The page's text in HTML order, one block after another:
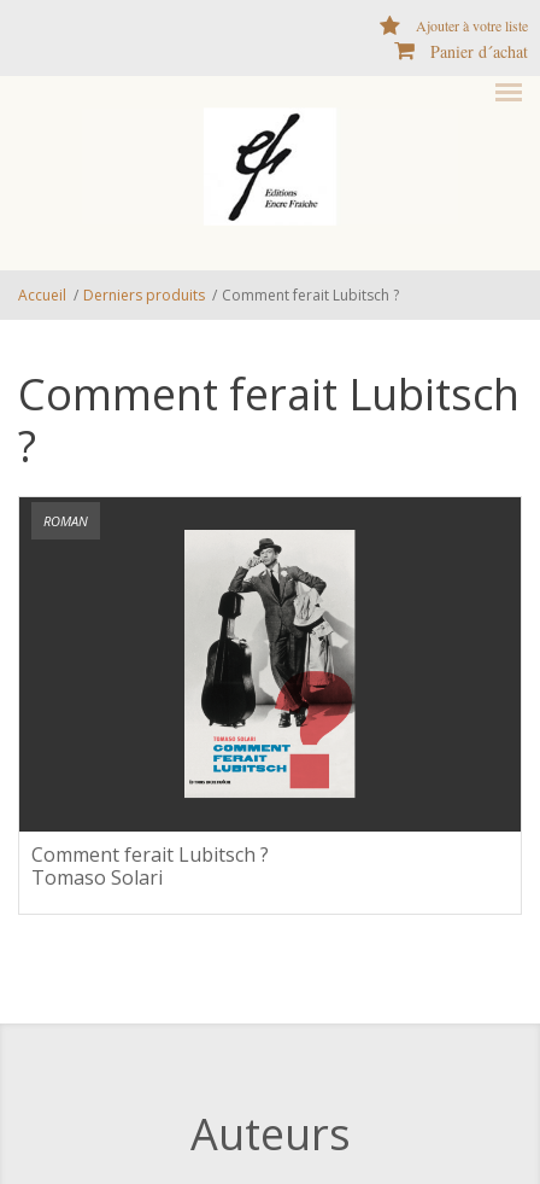
Ajouter à votre liste
Panier d´achat
Accueil / Derniers produits / Comment ferait Lubitsch ?
Comment ferait Lubitsch
?
ROMAN
Comment ferait Lubitsch ?
Tomaso Solari
Auteurs